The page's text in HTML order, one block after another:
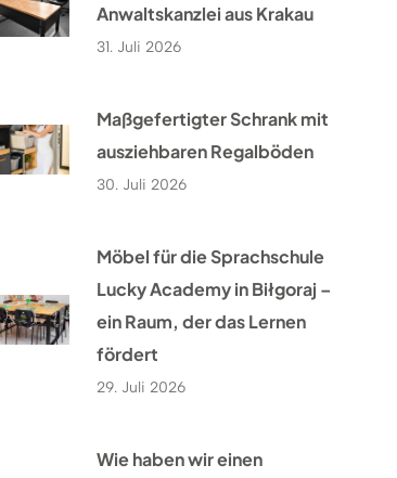
Anwaltskanzlei aus Krakau
31. Juli 2026
Maßgefertigter Schrank mit
ausziehbaren Regalböden
30. Juli 2026
Möbel für die Sprachschule
Lucky Academy in Biłgoraj –
ein Raum, der das Lernen
fördert
29. Juli 2026
Wie haben wir einen